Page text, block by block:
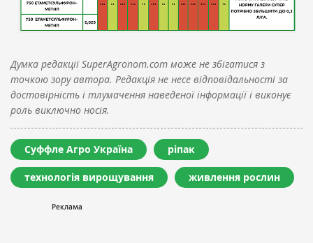
Думка редакції SuperAgronom.com може не збігатися з
точкою зору автора. Редакція не несе відповідальності за
достовірність і тлумачення наведеної інформації і виконує
роль виключно носія.
Суффле Агро Україна ріпак
технологія вирощування живлення рослин